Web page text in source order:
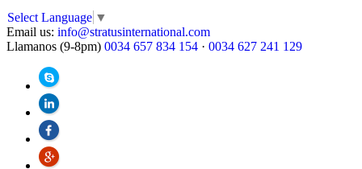
Select Language ▼
Email us: info@stratusinternational.com
Llamanos (9-8pm) 0034 657 834 154 · 0034 627 241 129